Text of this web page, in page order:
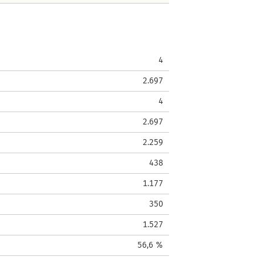
4
2.697
4
2.697
2.259
438
1.177
350
1.527
56,6 %